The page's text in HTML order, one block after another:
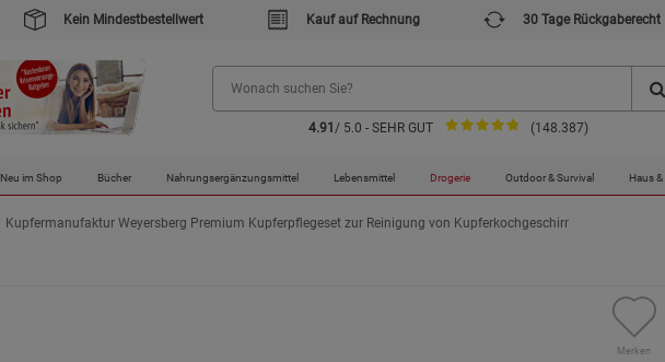
Kein Mindestbestellwert Kauf auf Rechnung 30 Tage Rückgaberecht
4.91 / 5.0 - SEHR GUT (148.387)
Neu im Shop Bücher Nahrungsergänzungsmittel Lebensmittel Drogerie Outdoor & Survival Haus
Kupfermanufaktur Weyersberg Premium Kupferpflegeset zur Reinigung von Kupferkochgeschirr
Merken